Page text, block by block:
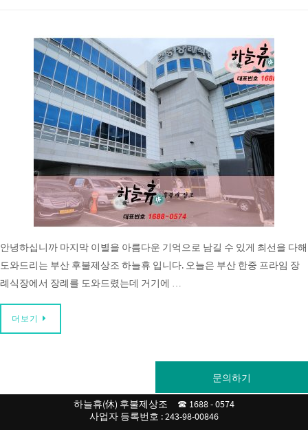
안녕하십니까 마지막 이별을 아름다운 기억으로 남길 수 있게 최선을 다해
도와드리는 부산 후불제상조 하늘휴 입니다. 오늘은 부산 한중 프라임 장
례식장에서 장례를 도와드렸는데 거기에 …
더보기
하늘휴(休) 후불제상조 ☎ 1688 - 0574
사업자 등록번호 : 243-98-00846
문의하기